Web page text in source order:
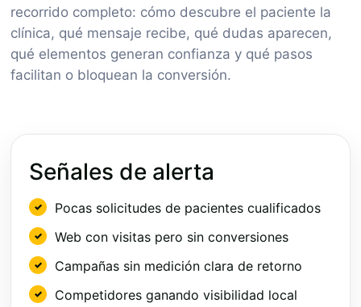
recorrido completo: cómo descubre el paciente la
clínica, qué mensaje recibe, qué dudas aparecen,
qué elementos generan confianza y qué pasos
facilitan o bloquean la conversión.
Señales de alerta
Pocas solicitudes de pacientes cualificados
Web con visitas pero sin conversiones
Campañas sin medición clara de retorno
Competidores ganando visibilidad local